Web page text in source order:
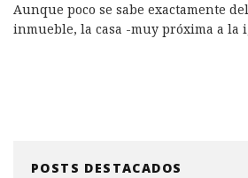
Aunque poco se sabe exactamente
inmueble, la casa -muy próxima a la
POSTS DESTACADOS